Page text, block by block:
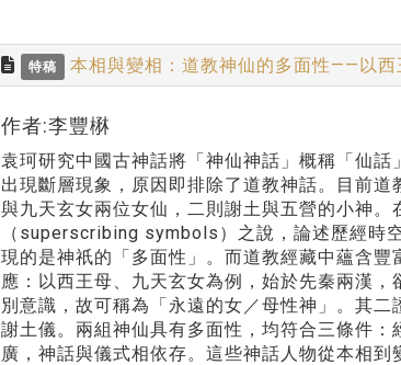
特稿 本相與變相：道教神仙的多面性——以
作者:李豐楙
袁珂研究中國古神話將「神仙神話」概稱「仙
出現斷層現象，原因即排除了道教神話。目前
與九天玄女兩位女仙，二則謝土與五營的小神
（superscribing symbols）之說，論述歷經時
現的是神祇的「多面性」。而道教經藏中蘊含
應：以西王母、九天玄女為例，始於先秦兩漢
別意識，故可稱為「永遠的女／母性神」。其
謝土儀。兩組神仙具有多面性，均符合三條件
廣，神話與儀式相依存。這些神話人物從本相